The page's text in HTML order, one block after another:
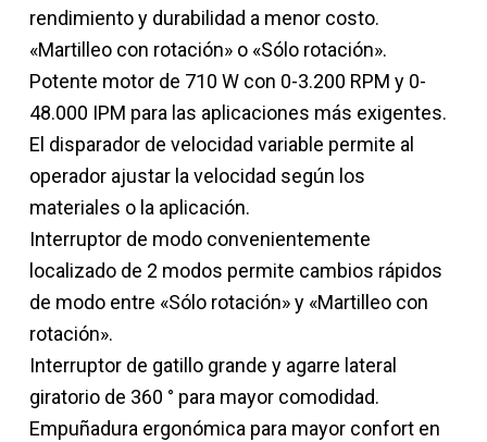
rendimiento y durabilidad a menor costo.
«Martilleo con rotación» o «Sólo rotación».
Potente motor de 710 W con 0-3.200 RPM y 0-
48.000 IPM para las aplicaciones más exigentes.
El disparador de velocidad variable permite al
operador ajustar la velocidad según los
materiales o la aplicación.
Interruptor de modo convenientemente
localizado de 2 modos permite cambios rápidos
de modo entre «Sólo rotación» y «Martilleo con
rotación».
Interruptor de gatillo grande y agarre lateral
giratorio de 360 ° para mayor comodidad.
Empuñadura ergonómica para mayor confort en